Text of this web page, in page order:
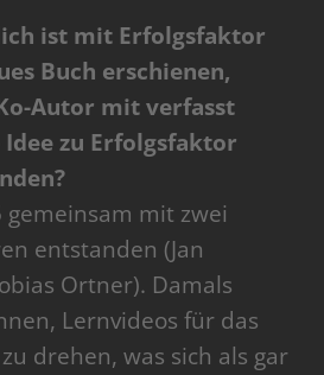
ist mit Erfolgsfaktor
Buch erschienen,
Autor mit verfasst
zu Erfolgsfaktor
gemeinsam mit zwei
entstanden (Jan
Ortner). Damals
Lernvideos für das
drehen, was sich als gar